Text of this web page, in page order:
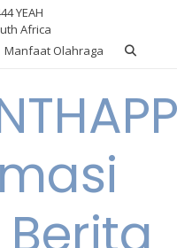
YEAH
Africa
Manfaat Olahraga